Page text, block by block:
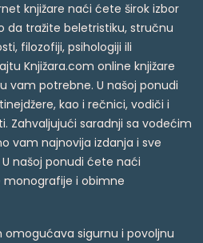
knjižare naći ćete širok izbor
da tražite beletristiku, stručnu
filozofiji, psihologiji ili
Knjižara.com online knjižare
vam potrebne. U našoj ponudi
kao i rečnici, vodiči i
Zahvaljujući saradnji sa vodećim
vam najnovija izdanja i sve
našoj ponudi ćete naći
monografije i obimne
omogućava sigurnu i povoljnu